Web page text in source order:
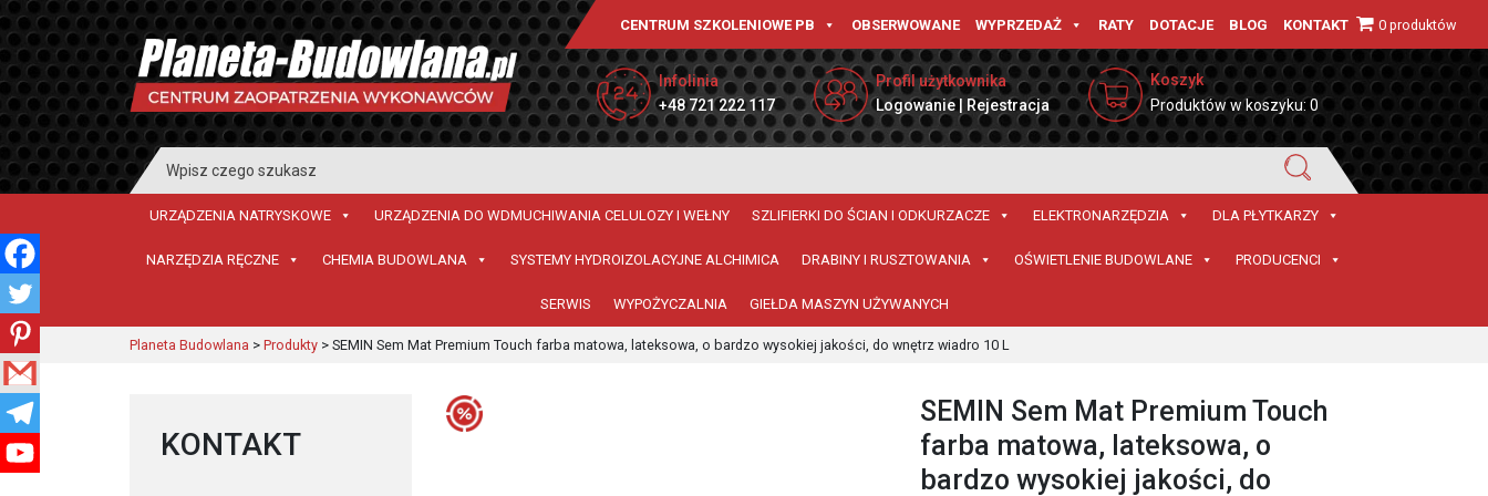
CENTRUM SZKOLENIOWE PB OBSERWOWANE WYPRZEDAŻ RATY DOTACJE BLOG KONTAKT 0 produktów
Infolinia
+48 721 222 117
Profil użytkownika
Logowanie | Rejestracja
Koszyk
Produktów w koszyku: 0
Search
for:
URZĄDZENIA NATRYSKOWE URZĄDZENIA DO WDMUCHIWANIA CELULOZY I WEŁNY SZLIFIERKI DO ŚCIAN I ODKURZACZE ELEKTRONARZĘDZIA DLA PŁYTKARZY
NARZĘDZIA RĘCZNE CHEMIA BUDOWLANA SYSTEMY HYDROIZOLACYJNE ALCHIMICA DRABINY I RUSZTOWANIA OŚWIETLENIE BUDOWLANE PRODUCENCI
SERWIS WYPOŻYCZALNIA GIEŁDA MASZYN UŻYWANYCH
Planeta Budowlana > Produkty > SEMIN Sem Mat Premium Touch farba matowa, lateksowa, o bardzo wysokiej jakości, do wnętrz wiadro 10 L
SEMIN Sem Mat Premium Touch
farba matowa, lateksowa, o
bardzo wysokiej jakości, do
KONTAKT